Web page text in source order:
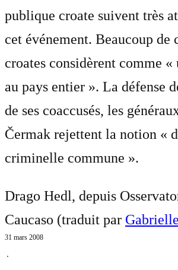
publique croate suivent très
cet événement. Beaucoup de
croates considèrent comme
au pays entier ». La défense
de ses coaccusés, les
Čermak rejettent la notion «
criminelle commune ».
Drago Hedl, depuis
Caucaso (traduit par
31 mars 2008
⋅